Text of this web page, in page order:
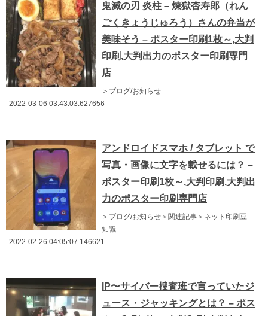
鬼滅の刃 炎柱 – 煉獄杏寿郎（れん
ごくきょうじゅろう）さんの弁当が
美味そう – ポスター印刷1枚～,大判
印刷,大判出力のポスター印刷専門
店
＞ブログ/お知らせ
2022-03-06 03:43:03.627656
アンドロイドスマホ / タブレット で
写真・画像に文字を載せるには？ –
ポスター印刷1枚～,大判印刷,大判出
力のポスター印刷専門店
＞ブログ/お知らせ＞関連記事＞ネット印刷豆
知識
2022-02-26 04:05:07.146621
IP〜サイバー捜査班で言っていたジ
ュース・ジャッキングとは？ – ポス